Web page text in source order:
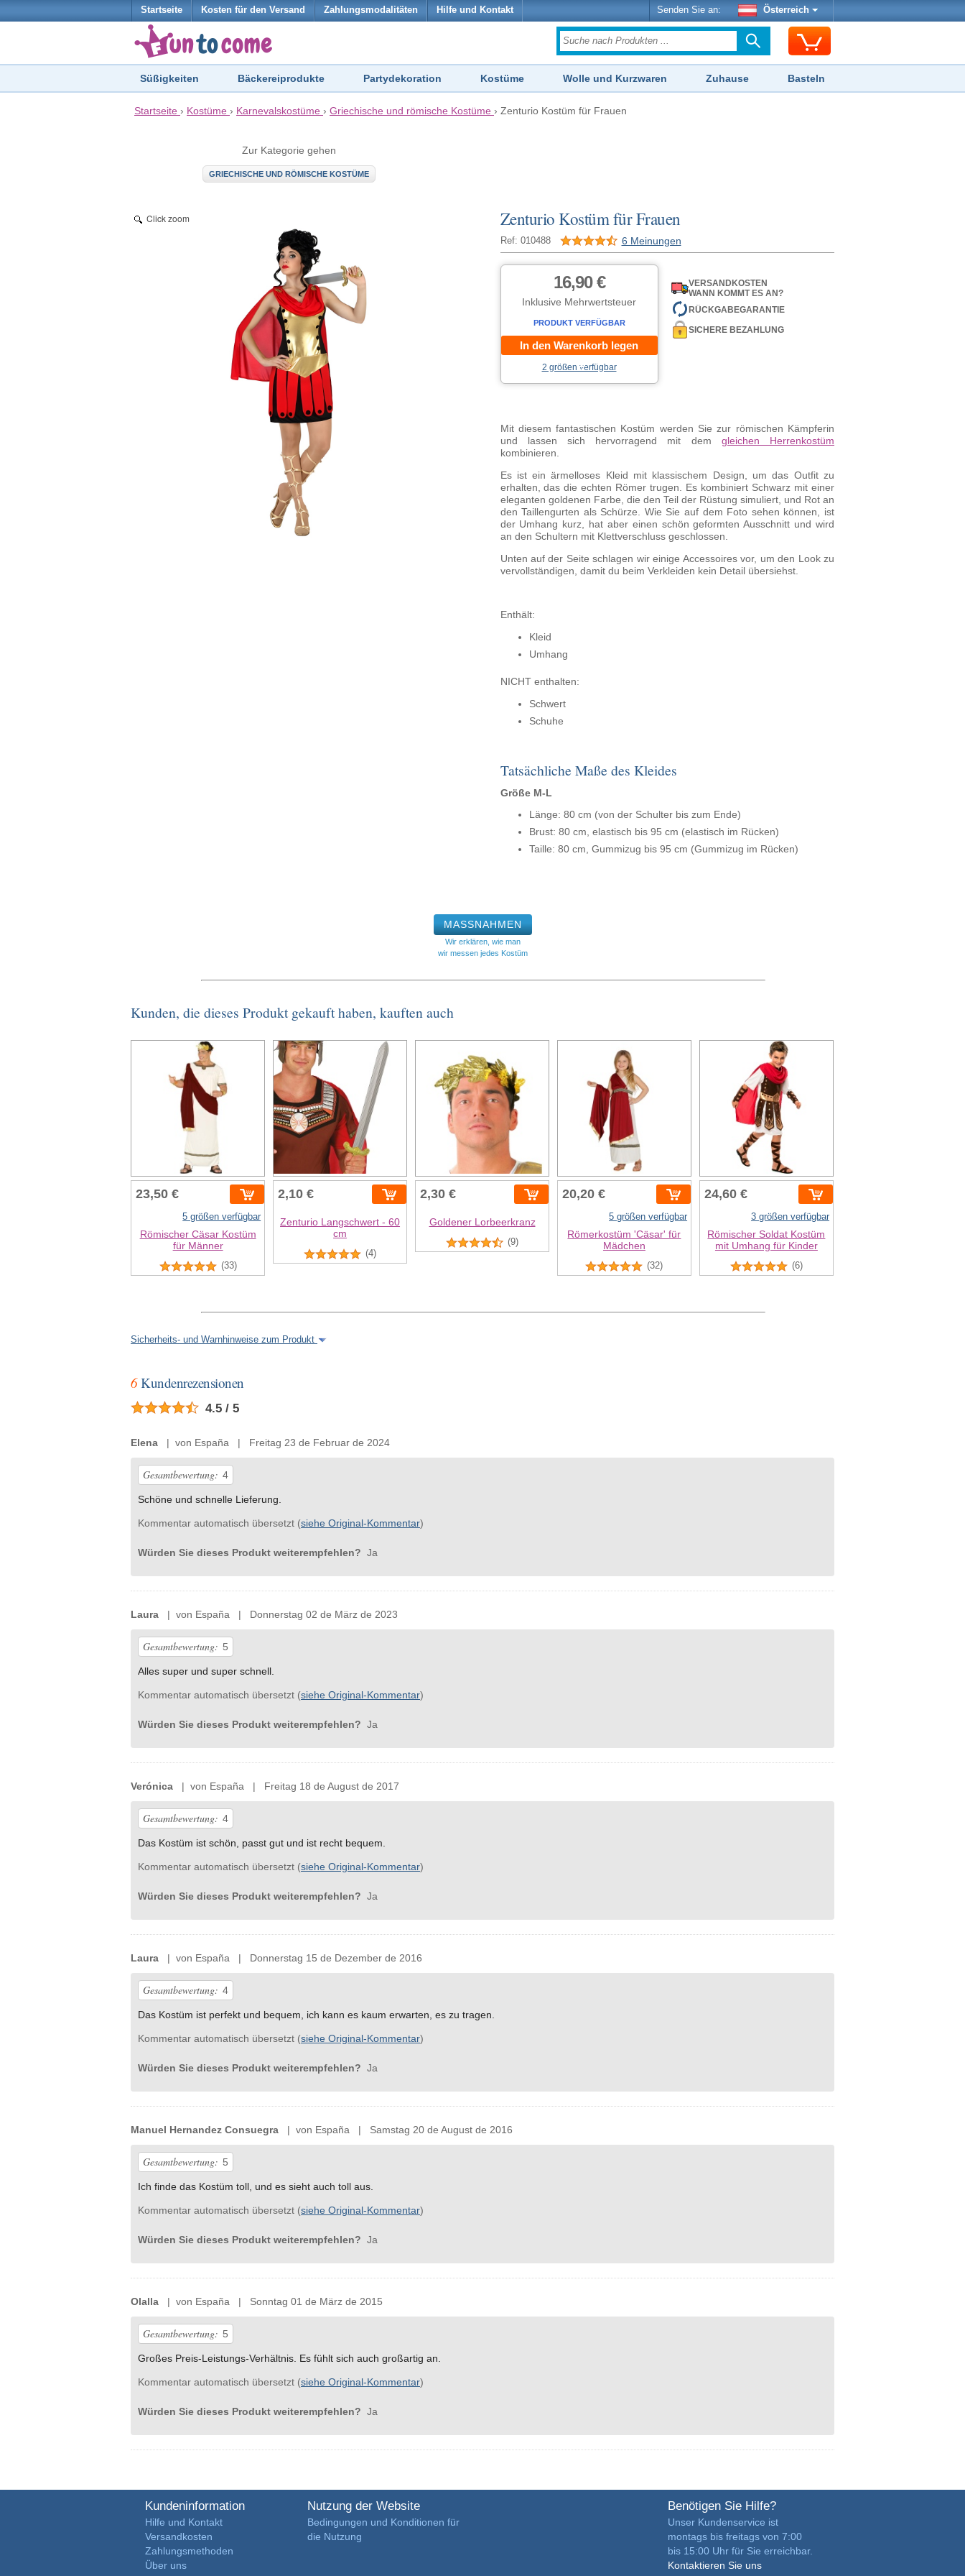
Startseite Kosten für den Versand Zahlungsmodalitäten Hilfe und Kontakt Senden Sie an: Österreich
Süßigkeiten Bäckereiprodukte Partydekoration Kostüme Wolle und Kurzwaren Zuhause Basteln
Startseite › Kostüme › Karnevalskostüme › Griechische und römische Kostüme › Zenturio Kostüm für Frauen
Zur Kategorie gehen
GRIECHISCHE UND RÖMISCHE KOSTÜME
Zenturio Kostüm für Frauen
Ref: 010488 6 Meinungen
Click zoom
16,90 €
Inklusive Mehrwertsteuer
PRODUKT VERFÜGBAR
In den Warenkorb legen
2 größen verfügbar
VERSANDKOSTEN
WANN KOMMT ES AN?
RÜCKGABEGARANTIE
SICHERE BEZAHLUNG
Mit diesem fantastischen Kostüm werden Sie zur römischen Kämpferin
und lassen sich hervorragend mit dem gleichen Herrenkostüm
kombinieren.
Es ist ein ärmelloses Kleid mit klassischem Design, um das Outfit zu
erhalten, das die echten Römer trugen. Es kombiniert Schwarz mit einer
eleganten goldenen Farbe, die den Teil der Rüstung simuliert, und Rot an
den Taillengurten als Schürze. Wie Sie auf dem Foto sehen können, ist
der Umhang kurz, hat aber einen schön geformten Ausschnitt und wird
an den Schultern mit Klettverschluss geschlossen.
Unten auf der Seite schlagen wir einige Accessoires vor, um den Look zu
vervollständigen, damit du beim Verkleiden kein Detail übersiehst.
Enthält:
Kleid
Umhang
NICHT enthalten:
Schwert
Schuhe
Tatsächliche Maße des Kleides
Größe M-L
Länge: 80 cm (von der Schulter bis zum Ende)
Brust: 80 cm, elastisch bis 95 cm (elastisch im Rücken)
Taille: 80 cm, Gummizug bis 95 cm (Gummizug im Rücken)
MASSNAHMEN
Wir erklären, wie man
wir messen jedes Kostüm
Kunden, die dieses Produkt gekauft haben, kauften auch
23,50 €
5 größen verfügbar
Römischer Cäsar Kostüm
für Männer
(33)
2,10 €
Zenturio Langschwert - 60
cm
(4)
2,30 €
Goldener Lorbeerkranz
(9)
20,20 €
5 größen verfügbar
Römerkostüm 'Cäsar' für
Mädchen
(32)
24,60 €
3 größen verfügbar
Römischer Soldat Kostüm
mit Umhang für Kinder
(6)
Sicherheits- und Warnhinweise zum Produkt
6Kundenrezensionen
4.5 / 5
Elena | von España | Freitag 23 de Februar de 2024
Gesamtbewertung: 4
Schöne und schnelle Lieferung.
Kommentar automatisch übersetzt (siehe Original-Kommentar)
Würden Sie dieses Produkt weiterempfehlen? Ja
Laura | von España | Donnerstag 02 de März de 2023
Gesamtbewertung: 5
Alles super und super schnell.
Kommentar automatisch übersetzt (siehe Original-Kommentar)
Würden Sie dieses Produkt weiterempfehlen? Ja
Verónica | von España | Freitag 18 de August de 2017
Gesamtbewertung: 4
Das Kostüm ist schön, passt gut und ist recht bequem.
Kommentar automatisch übersetzt (siehe Original-Kommentar)
Würden Sie dieses Produkt weiterempfehlen? Ja
Laura | von España | Donnerstag 15 de Dezember de 2016
Gesamtbewertung: 4
Das Kostüm ist perfekt und bequem, ich kann es kaum erwarten, es zu tragen.
Kommentar automatisch übersetzt (siehe Original-Kommentar)
Würden Sie dieses Produkt weiterempfehlen? Ja
Manuel Hernandez Consuegra | von España | Samstag 20 de August de 2016
Gesamtbewertung: 5
Ich finde das Kostüm toll, und es sieht auch toll aus.
Kommentar automatisch übersetzt (siehe Original-Kommentar)
Würden Sie dieses Produkt weiterempfehlen? Ja
Olalla | von España | Sonntag 01 de März de 2015
Gesamtbewertung: 5
Großes Preis-Leistungs-Verhältnis. Es fühlt sich auch großartig an.
Kommentar automatisch übersetzt (siehe Original-Kommentar)
Würden Sie dieses Produkt weiterempfehlen? Ja
Kundeninformation
Hilfe und Kontakt
Versandkosten
Zahlungsmethoden
Über uns
Nutzung der Website
Bedingungen und Konditionen für
die Nutzung
Benötigen Sie Hilfe?
Unser Kundenservice ist
montags bis freitags von 7:00
bis 15:00 Uhr für Sie erreichbar.
Kontaktieren Sie uns